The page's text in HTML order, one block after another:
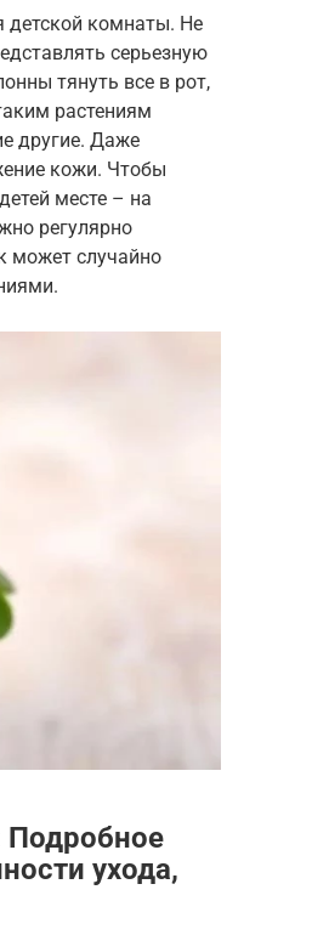
детской комнаты. Не
серьезную
тянуть все в рот,
растениям
другие. Даже
кожи. Чтобы
месте – на
регулярно
может случайно
Подробное
ухода,